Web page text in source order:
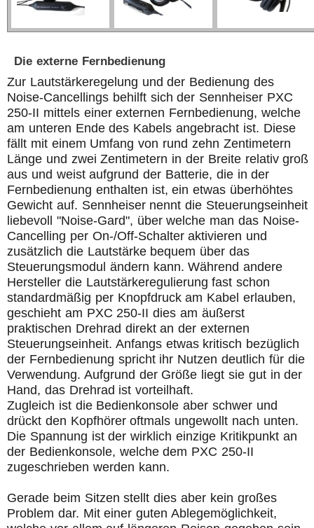
Die externe Fernbedienung
Zur Lautstärkeregelung und der Bedienung des
Noise-Cancellings behilft sich der Sennheiser PXC
250-II mittels einer externen Fernbedienung, welche
am unteren Ende des Kabels angebracht ist. Diese
fällt mit einem Umfang von rund zehn Zentimetern
Länge und zwei Zentimetern in der Breite relativ groß
aus und weist aufgrund der Batterie, die in der
Fernbedienung enthalten ist, ein etwas überhöhtes
Gewicht auf. Sennheiser nennt die Steuerungseinheit
liebevoll "Noise-Gard", über welche man das Noise-
Cancelling per On-/Off-Schalter aktivieren und
zusätzlich die Lautstärke bequem über das
Steuerungsmodul ändern kann. Während andere
Hersteller die Lautstärkeregulierung fast schon
standardmäßig per Knopfdruck am Kabel erlauben,
geschieht am PXC 250-II dies am äußerst
praktischen Drehrad direkt an der externen
Steuerungseinheit. Anfangs etwas kritisch bezüglich
der Fernbedienung spricht ihr Nutzen deutlich für die
Verwendung. Aufgrund der Größe liegt sie gut in der
Hand, das Drehrad ist vorteilhaft.
Zugleich ist die Bedienkonsole aber schwer und
drückt den Kopfhörer oftmals ungewollt nach unten.
Die Spannung ist der wirklich einzige Kritikpunkt an
der Bedienkonsole, welche dem PXC 250-II
zugeschrieben werden kann.
Gerade beim Sitzen stellt dies aber kein großes
Problem dar. Mit einer guten Ablegemöglichkeit,